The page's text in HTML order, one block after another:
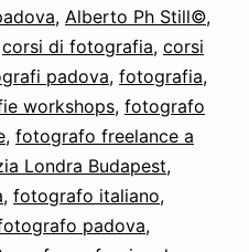
, Alberto Ph Still©,
corsi di fotografia, corsi
padova, fotografia,
workshops, fotografo
, fotografo freelance a
Londra Budapest,
, fotografo italiano,
padova,